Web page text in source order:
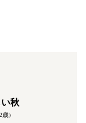
秋
）